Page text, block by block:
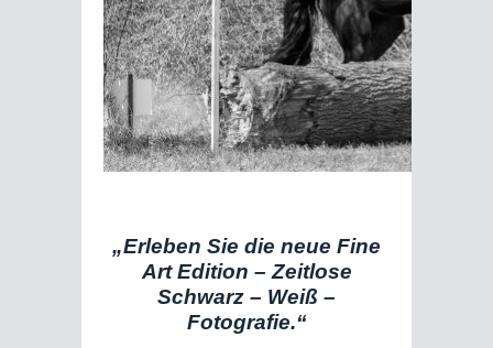
„Erleben Sie die neue Fine
Art Edition – Zeitlose
Schwarz – Weiß –
Fotografie.“